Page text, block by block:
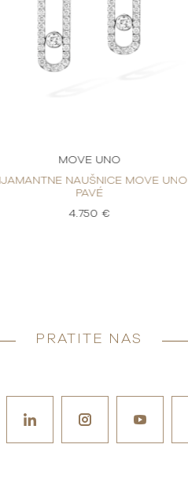
MOVE UNO
NAUŠNICE MOVE UNO
PAVÉ
4.750 €
PRATITE NAS